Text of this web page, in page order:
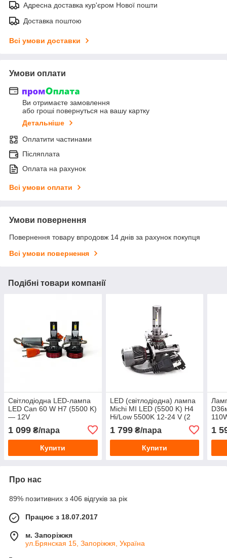
Адресна доставка кур'єром Нової пошти
Доставка поштою
Всі умови доставки
Умови оплати
Ви отримаєте замовлення
або гроші повернуться на вашу картку
Детальніше
Оплатити частинами
Післяплата
Оплата на рахунок
Всі умови оплати
Умови повернення
Повернення товару впродовж 14 днів за рахунок покупця
Всі умови повернення
Подібні товари компанії
Світлодіодна LED-лампа
LED Can 60 W H7 (5500 K)
— 12V
1 099 ₴/пара
Купити
LED (світлодіодна) лампа
Michi MI LED (5500 K) H4
Hi/Low 5500K 12-24 V (2
1 799₴/пара
Купити
1
Про нас
89% позитивних з 406 відгуків за рік
Працює з 18.07.2017
м. Запоріжжя
ул.Брянская 15, Запоріжжя, Україна